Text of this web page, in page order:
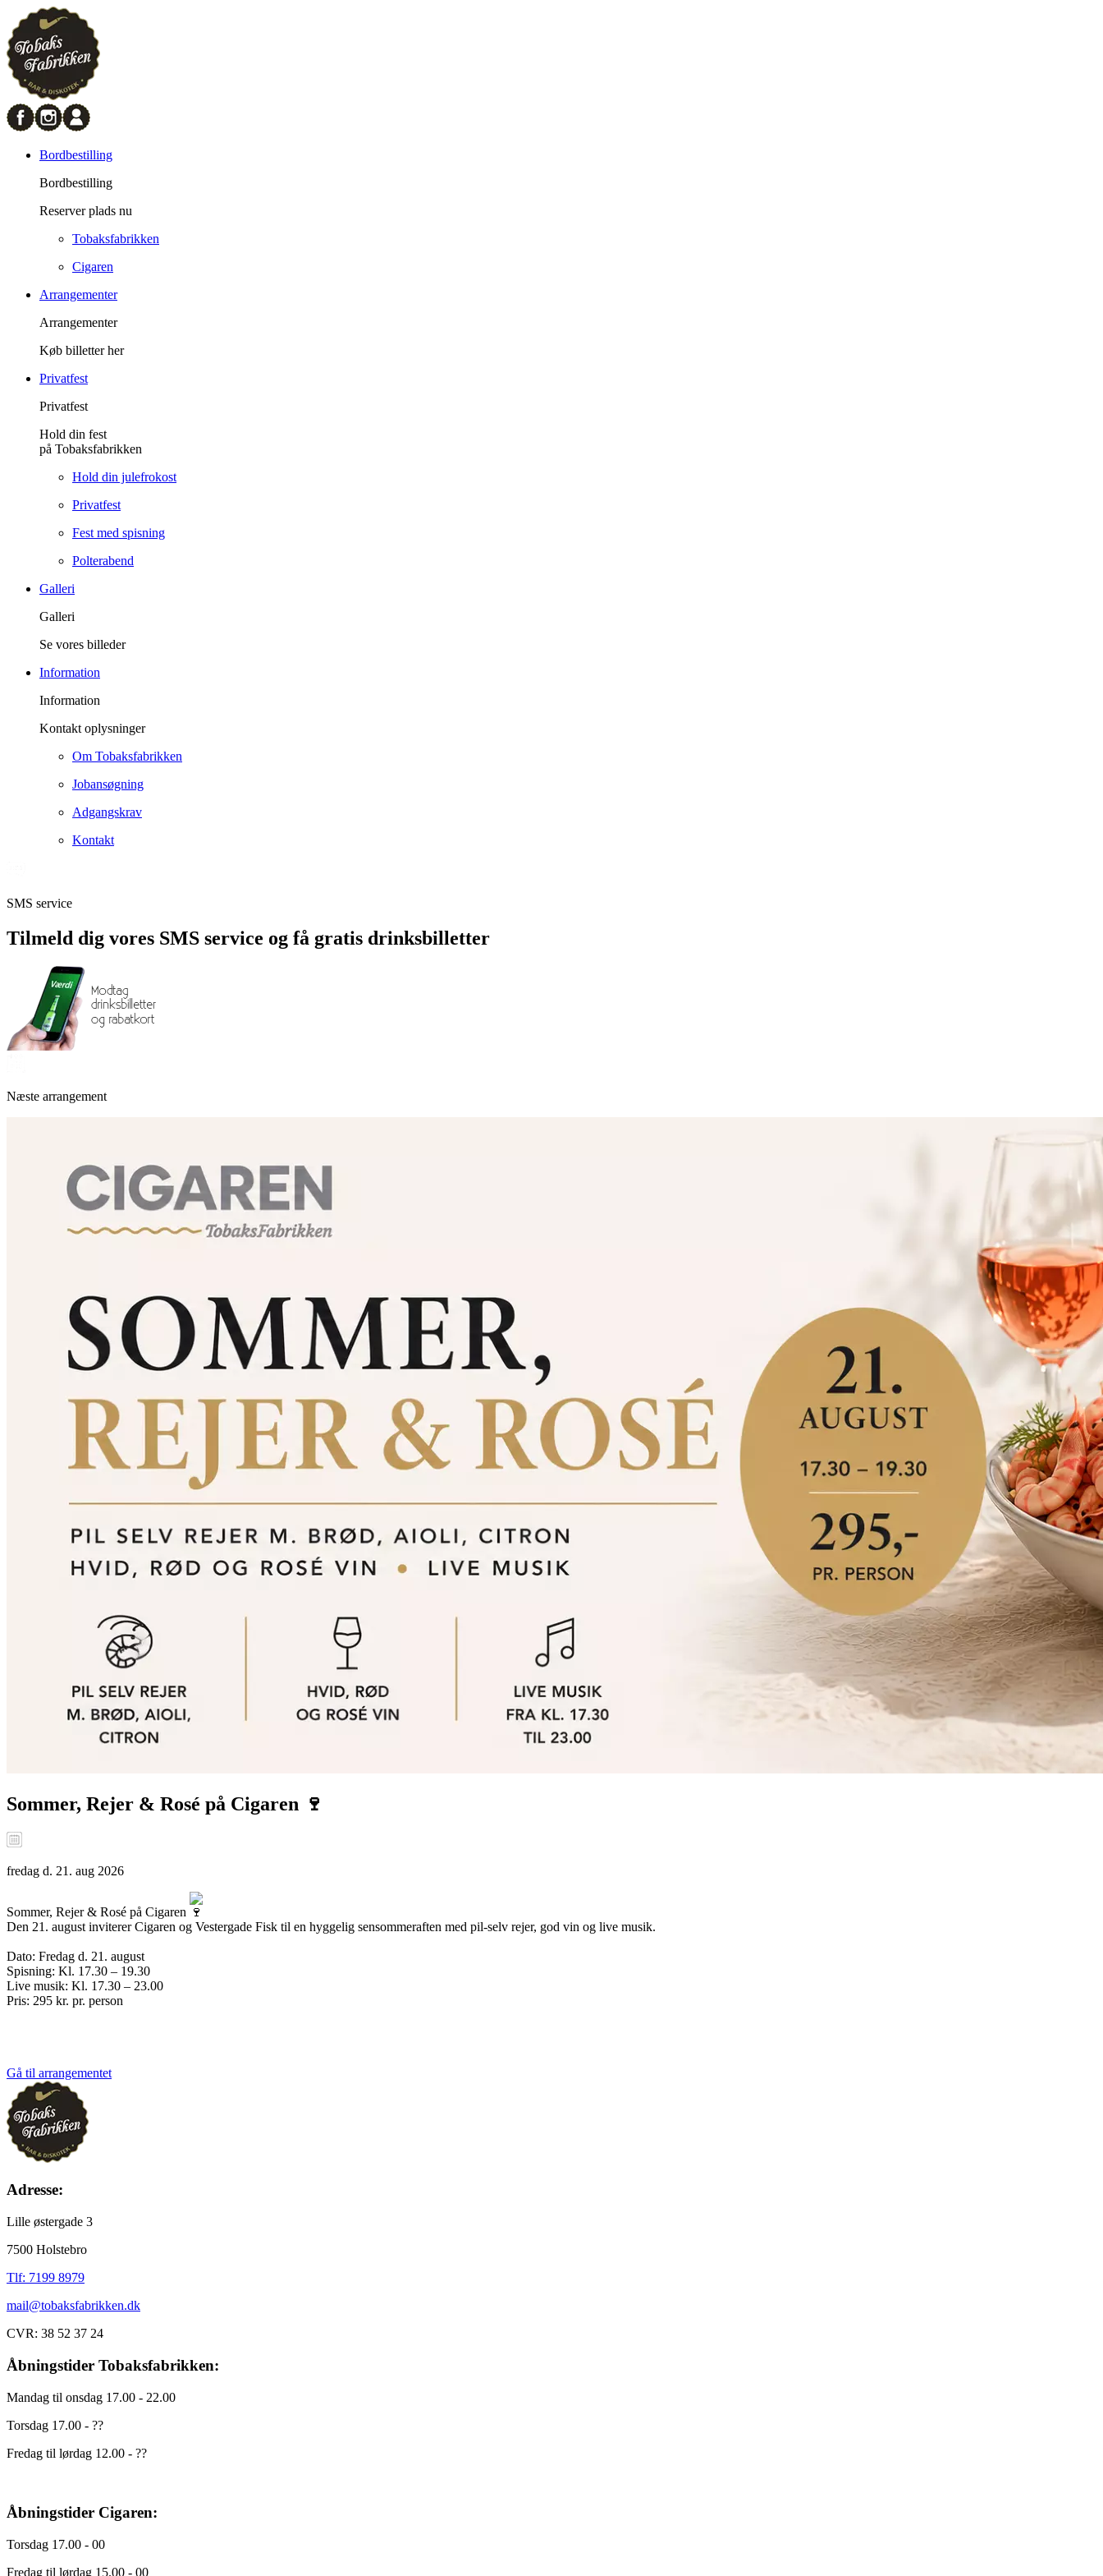
Bordbestilling
Bordbestilling
Reserver plads nu
Tobaksfabrikken
Cigaren
Arrangementer
Arrangementer
Køb billetter her
Privatfest
Privatfest
Hold din fest
på Tobaksfabrikken
Hold din julefrokost
Privatfest
Fest med spisning
Polterabend
Galleri
Galleri
Se vores billeder
Information
Information
Kontakt oplysninger
Om Tobaksfabrikken
Jobansøgning
Adgangskrav
Kontakt
SMS service
Tilmeld dig vores SMS service og få gratis drinksbilletter
Næste arrangement
Sommer, Rejer & Rosé på Cigaren 🍷
fredag d. 21. aug 2026
Sommer, Rejer & Rosé på Cigaren
Den 21. august inviterer Cigaren og Vestergade Fisk til en hyggelig sensommeraften med pil-selv rejer, god vin og live musik.
Dato: Fredag d. 21. august
Spisning: Kl. 17.30 – 19.30
Live musik: Kl. 17.30 – 23.00
Pris: 295 kr. pr. person
Gå til arrangementet
Adresse:
Lille østergade 3
7500 Holstebro
Tlf: 7199 8979
mail@tobaksfabrikken.dk
CVR: 38 52 37 24
Åbningstider Tobaksfabrikken:
Mandag til onsdag 17.00 - 22.00
Torsdag 17.00 - ??
Fredag til lørdag 12.00 - ??
Åbningstider Cigaren:
Torsdag 17.00 - 00
Fredag til lørdag 15.00 - 00